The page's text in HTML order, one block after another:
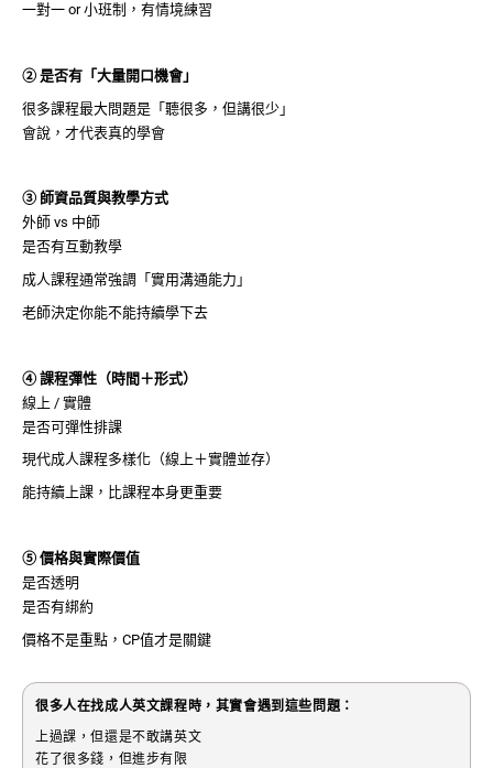
一對一 or 小班制，有情境練習
② 是否有「大量開口機會」
很多課程最大問題是「聽很多，但講很少」
會說，才代表真的學會
③ 師資品質與教學方式
外師 vs 中師
是否有互動教學
成人課程通常強調「實用溝通能力」
老師決定你能不能持續學下去
④ 課程彈性（時間＋形式）
線上 / 實體
是否可彈性排課
現代成人課程多樣化（線上＋實體並存）
能持續上課，比課程本身更重要
⑤ 價格與實際價值
是否透明
是否有綁約
價格不是重點，CP值才是關鍵
很多人在找成人英文課程時，其實會遇到這些問題：
上過課，但還是不敢講英文
花了很多錢，但進步有限